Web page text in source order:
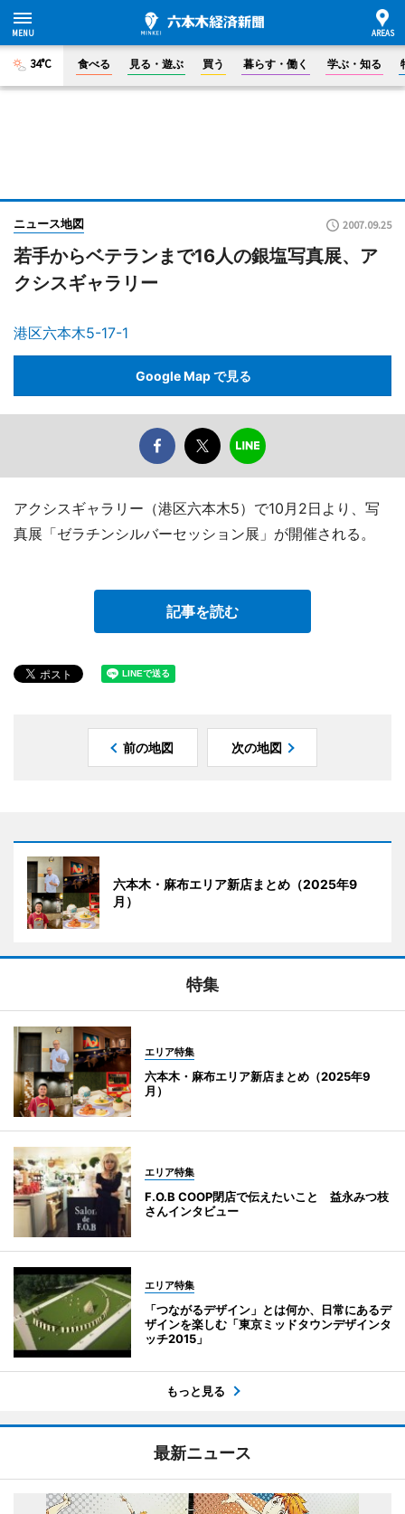
34°C 食べる 見る・遊ぶ 買う 暮らす・働く 学ぶ・知る
ニュース地図 2007.09.25
若手からベテランまで16人の銀塩写真展、ア
クシスギャラリー
港区六本木5-17-1
Google Map で見る
アクシスギャラリー（港区六本木5）で10月2日より、写
真展「ゼラチンシルバーセッション展」が開催される。
記事を読む
前の地図 次の地図
六本木・麻布エリア新店まとめ（2025年9
月）
特集
エリア特集
六本木・麻布エリア新店まとめ（2025年9
月）
エリア特集
F.O.B COOP閉店で伝えたいこと 益永みつ枝
さんインタビュー
エリア特集
「つながるデザイン」とは何か、日常にあるデ
ザインを楽しむ「東京ミッドタウンデザインタ
ッチ2015」
もっと見る
最新ニュース